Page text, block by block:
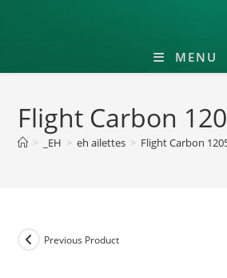
MENU
Flight Carbon
> _EH > eh ailettes > Flight Carbon
Previous Product